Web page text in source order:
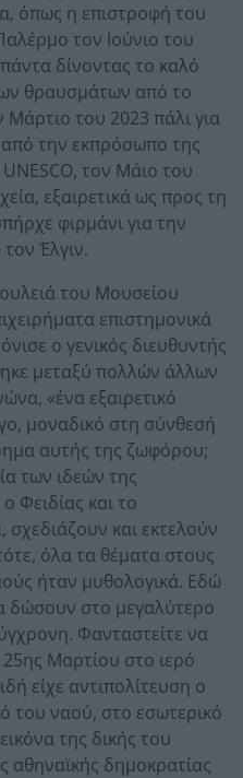
όπως η επιστροφή του
τον Ιούνιο του
δίνοντας το καλό
θραυσμάτων από το
του 2023 πάλι για
την εκπρόσωπο της
τον Μάιο του
εξαιρετικά ως προς τη
φιρμάνι για την
Έλγιν.
του Μουσείου
επιστημονικά
ο γενικός διευθυντής
μεταξύ πολλών άλλων
«ένα εξαιρετικό
μοναδικό στη σύνθεσή
αυτής της ζωφόρου;
των ιδεών της
Φειδίας και το
και εκτελούν
όλα τα θέματα στους
ήταν μυθολογικά. Εδώ
δώσουν στο μεγαλύτερο
Φανταστείτε να
Μαρτίου στο ιερό
είχε αντιπολίτευση ο
του ναού, στο εσωτερικό
της δικής του
αθηναϊκής δημοκρατίας